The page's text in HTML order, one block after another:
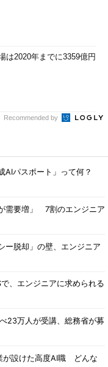
は2020年までに3359億円
Recommended by
AIパスポート」って何？
需要増」 7割のエンジニア
ー脱却」の壁、エンジニア
、エンジニアに求められる
23万人が受講、総務省が募
設けた高度AI職 どんな